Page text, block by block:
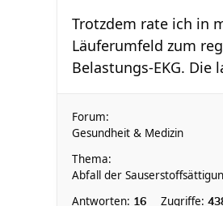
Trotzdem rate ich in
Läuferumfeld zum
Belastungs-EKG. Die
Forum:
Gesundheit & Medizin
Thema:
Abfall der
Antworten: 16 Zugriffe: